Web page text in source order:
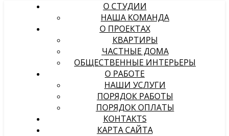
О СТУДИИ
НАША КОМАНДА
О ПРОЕКТАХ
КВАРТИРЫ
ЧАСТНЫЕ ДОМА
ОБЩЕСТВЕННЫЕ ИНТЕРЬЕРЫ
О РАБОТЕ
НАШИ УСЛУГИ
ПОРЯДОК РАБОТЫ
ПОРЯДОК ОПЛАТЫ
КОНТАКТS
КАРТА САЙТА